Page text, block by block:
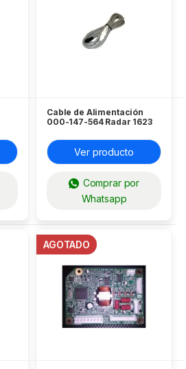
Cable de Alimentación
000-147-564 Radar 1623
Ver producto
Comprar por
Whatsapp
AGOTADO